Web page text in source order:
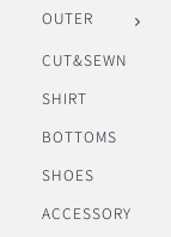
OUTER
CUT&SEWN
SHIRT
BOTTOMS
SHOES
ACCESSORY